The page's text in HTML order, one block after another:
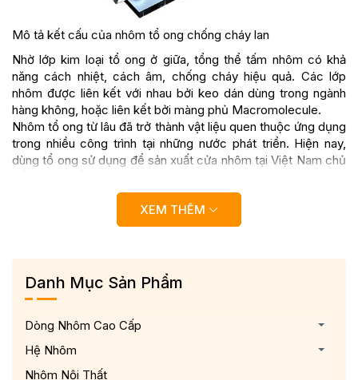
Mô tả kết cấu của nhôm tổ ong chống cháy lan
Nhờ lớp kim loại tổ ong ở giữa, tổng thể tấm nhôm có khả
năng cách nhiệt, cách âm, chống cháy hiệu quả. Các lớp
nhôm được liên kết với nhau bởi keo dán dùng trong ngành
hàng không, hoặc liên kết bởi màng phủ Macromolecule.
Nhôm tổ ong từ lâu đã trở thành vật liệu quen thuộc ứng dụng
trong nhiều công trình tại những nước phát triển. Hiện nay,
dùng tổ ong sử dụng để sản xuất cửa nhôm tại Việt Nam chủ
XEM THÊM
Danh Mục Sản Phẩm
Dòng Nhôm Cao Cấp
Hệ Nhôm
Nhôm Nội Thất